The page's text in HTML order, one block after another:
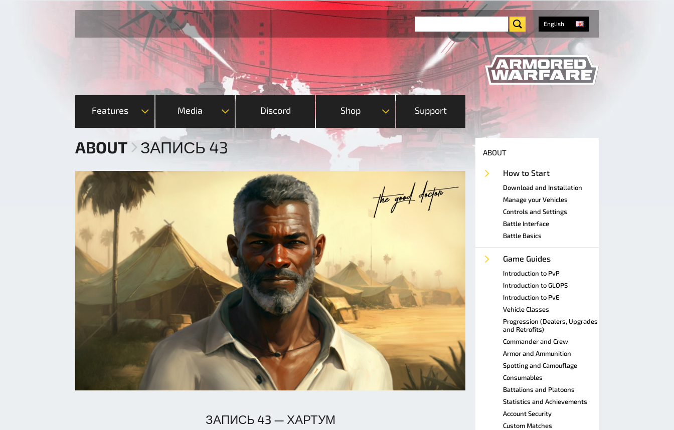
English
Features Media Discord Shop Support
ABOUT ЗАПИСЬ 43
ЗАПИСЬ 43 — ХАРТУМ
ABOUT
How to Start
Download and Installation
Manage your Vehicles
Controls and Settings
Battle Interface
Battle Basics
Game Guides
Introduction to PvP
Introduction to GLOPS
Introduction to PvE
Vehicle Classes
Progression (Dealers, Upgrades
and Retrofits)
Commander and Crew
Armor and Ammunition
Spotting and Camouflage
Consumables
Battalions and Platoons
Statistics and Achievements
Account Security
Custom Matches